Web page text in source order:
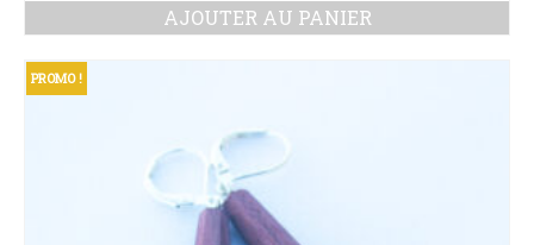
AJOUTER AU PANIER
PROMO !